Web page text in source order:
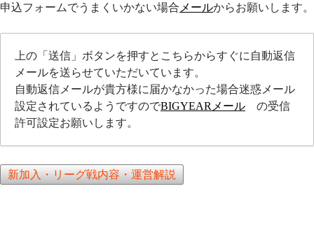
申込フォームでうまくいかない場合 メールからお願いします。
上の「送信」ボタンを押すとこちらからすぐに自動返信
メールを送らせていただいています。
自動返信メールが貴方様に届かなかった場合迷惑メール
設定されているようですのでBIGYEARメール の受信
許可設定お願いします。
新加入・リーグ戦内容・運営解説